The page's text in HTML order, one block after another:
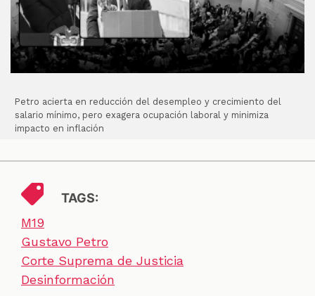
Petro acierta en reducción del desempleo y crecimiento del
salario mínimo, pero exagera ocupación laboral y minimiza
impacto en inflación
TAGS:
M19
Gustavo Petro
Corte Suprema de Justicia
Desinformación